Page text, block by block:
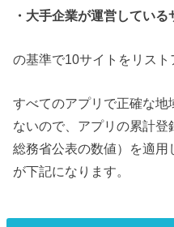
・大手企業が運営している
の基準で10サイトをリスト
すべてのアプリで正確な
ないので、アプリの累計
総務省公表の数値）を適
が下記になります。